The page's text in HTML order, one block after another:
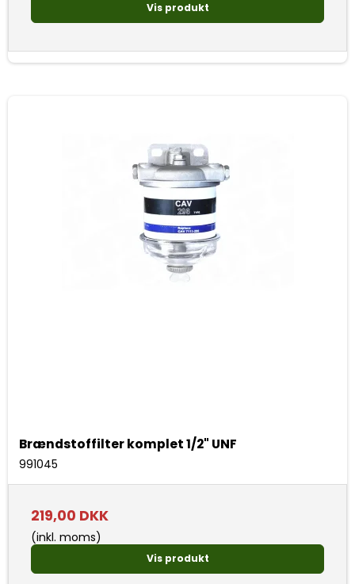
Vis produkt
Brændstoffilter komplet 1/2" UNF
991045
219,00 DKK
(inkl. moms)
Vis produkt